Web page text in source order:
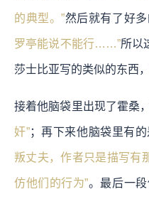
的典型。”然后就有了好多
罗亭能说不能行……”所以
莎士比亚写的类似的东西
接着他脑袋里出现了霍桑
奸”；再下来他脑袋里有的
叛丈夫，作者只是描写有
仿他们的行为”。最后一